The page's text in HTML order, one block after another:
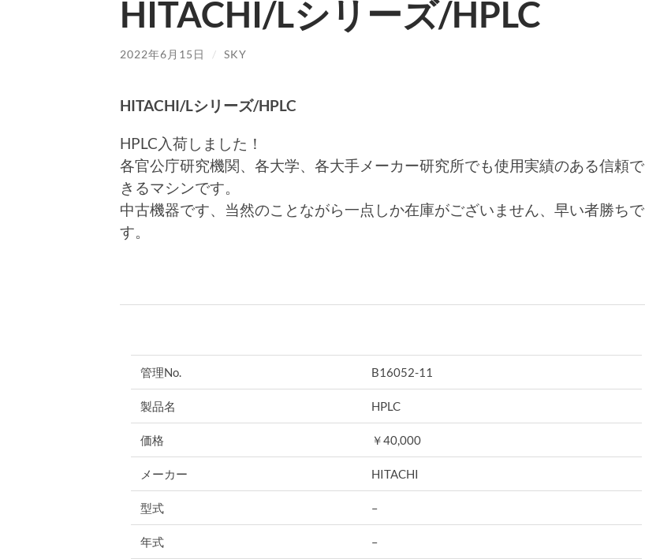
HITACHI/Lシリーズ/HPLC
2022年6月15日 / SKY
HITACHI/Lシリーズ/HPLC
HPLC入荷しました！
各官公庁研究機関、各大学、各大手メーカー研究所でも使用実績のある信頼で
きるマシンです。
中古機器です、当然のことながら一点しか在庫がございません、早い者勝ちで
す。
管理No. B16052-11
製品名 HPLC
価格 ￥40,000
メーカー HITACHI
型式 –
年式 –